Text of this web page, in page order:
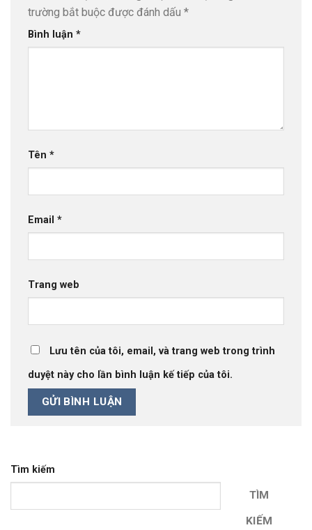
trường bắt buộc được đánh dấu *
Bình luận *
Tên *
Email *
Trang web
Lưu tên của tôi, email, và trang web trong trình
duyệt này cho lần bình luận kế tiếp của tôi.
Tìm kiếm
TÌM
KIẾM